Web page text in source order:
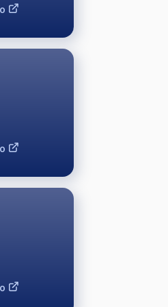
15% und mindestens 10€ für 5. - 8.
Turnierverlauf zu minimieren. Kann
bei der Turnierleitung beantragt
die BCQ-Turnierleitung gestellt, der die
DBU Spielregularien) für die Dauer der
der Turnierserie, 500€ für die
Jackpot:
19:00 Uhr, 2€ Sonderstartgeld
können sich nur die Monday
Side-Event anmelden. Die
Nach Anmeldeschluss um 19:00 Uhr
in einen Lostopf und der "EINE", der